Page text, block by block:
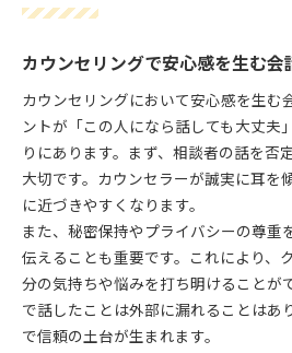
カウンセリングで安心感を生む会
カウンセリングにおいて安心感を生む
ントが「この人になら話しても大丈夫
りにあります。まず、相談者の話を否
大切です。カウンセラーが誠実に耳を
に近づきやすくなります。
また、秘密保持やプライバシーの尊重
伝えることも重要です。これにより、
分の気持ちや悩みを打ち明けることが
で話したことは外部に漏れることはあ
で信頼の土台が生まれます。